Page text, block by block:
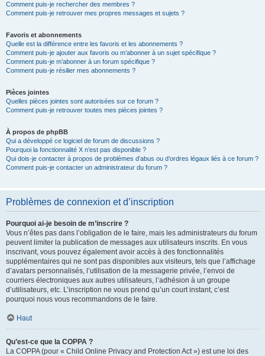
Comment puis-je rechercher des membres ?
Comment puis-je retrouver mes propres messages et sujets ?
Favoris et abonnements
Quelle est la différence entre les favoris et les abonnements ?
Comment puis-je ajouter aux favoris ou m’abonner à un sujet spécifique ?
Comment puis-je m’abonner à un forum spécifique ?
Comment puis-je résilier mes abonnements ?
Pièces jointes
Quelles pièces jointes sont autorisées sur ce forum ?
Comment puis-je retrouver toutes mes pièces jointes ?
À propos de phpBB
Qui a développé ce logiciel de forum de discussions ?
Pourquoi la fonctionnalité X n’est pas disponible ?
Qui dois-je contacter à propos de problèmes d’abus ou d’ordres légaux liés à ce forum ?
Comment puis-je contacter un administrateur du forum ?
Problèmes de connexion et d’inscription
Pourquoi ai-je besoin de m’inscrire ?
Vous n’êtes pas dans l’obligation de le faire, mais les administrateurs du forum
peuvent limiter la publication de messages aux utilisateurs inscrits. En vous
inscrivant, vous pouvez également avoir accès à des fonctionnalités
supplémentaires qui ne sont pas disponibles aux visiteurs, tels que l’affichage
d’avatars personnalisés, l’utilisation de la messagerie privée, l’envoi de
courriers électroniques aux autres utilisateurs, l’adhésion à un groupe
d’utilisateurs, etc. L’inscription ne vous prend qu’un court instant, c’est
pourquoi nous vous recommandons de le faire.
Haut
Qu’est-ce que la COPPA ?
La COPPA (pour « Child Online Privacy and Protection Act ») est une loi des